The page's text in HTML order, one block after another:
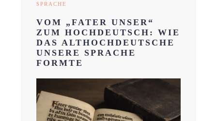
SPRACHE
VOM „FATER UNSER“
ZUM HOCHDEUTSCH: WIE
DAS ALTHOCHDEUTSCHE
UNSERE SPRACHE
FORMTE